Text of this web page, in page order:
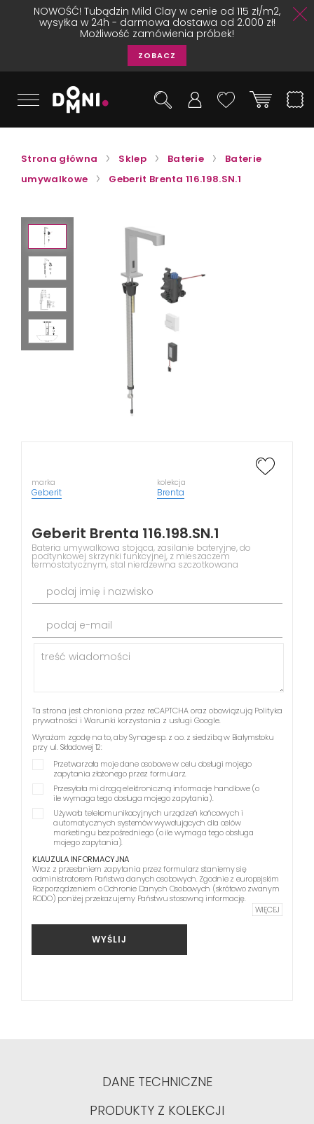
NOWOŚĆ! Tubądzin Mild Clay w cenie od 115 zł/m2,
wysyłka w 24h - darmowa dostawa od 2.000 zł!
Możliwość zamówienia próbek!
ZOBACZ
Strona główna Sklep Baterie
Baterie
umywalkowe
Geberit Brenta 116.198.SN.1
marka
Geberit
kolekcja
Brenta
Geberit Brenta 116.198.SN.1
Bateria umywalkowa stojąca, zasilanie bateryjne, do
podtynkowej skrzynki funkcyjnej, z mieszaczem
termostatycznym, stal nierdzewna szczotkowana
podaj imię i nazwisko
podaj e-mail
Ta strona jest chroniona przez reCAPTCHA oraz obowiązują Polityka
prywatności i Warunki korzystania z usługi Google.
Wyrażam zgodę na to, aby Synage sp. z o.o. z siedzibą w Białymstoku
przy ul. Składowej 12:
Przetwarzała moje dane osobowe w celu obsługi mojego
zapytania złożonego przez formularz.
Przesyłała mi drogą elektroniczną informacje handlowe (o
ile wymaga tego obsługa mojego zapytania).
Używała telekomunikacyjnych urządzeń końcowych i
automatycznych systemów wywołujących dla celów
marketingu bezpośredniego (o ile wymaga tego obsługa
mojego zapytania).
KLAUZULA INFORMACYJNA
Wraz z przesłaniem zapytania przez formularz staniemy się
administratorem Państwa danych osobowych. Zgodnie z europejskim
Rozporządzeniem o Ochronie Danych Osobowych (skrótowo zwanym
RODO) poniżej przekazujemy Państwu stosowną informację.
WIĘCEJ
WYŚLIJ
DANE TECHNICZNE
PRODUKTY Z KOLEKCJI